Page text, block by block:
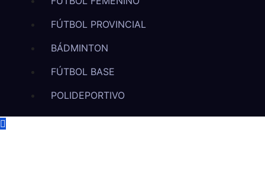
FÚTBOL PROVINCIAL
BÁDMINTON
FÚTBOL BASE
POLIDEPORTIVO